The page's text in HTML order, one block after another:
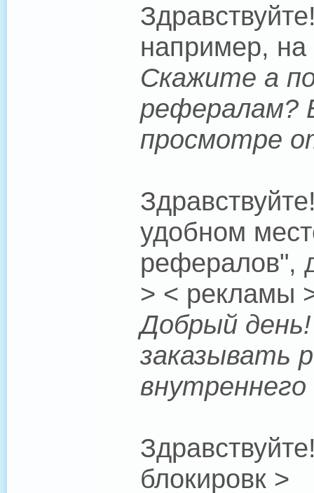
например, на
Скажите а
рефералам?
просмотре
удобном
рефералов",
> < рекламы
Добрый
заказывать
внутреннего
блокировк >